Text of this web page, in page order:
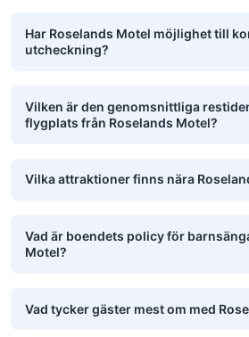
Har Roselands Motel möjlighet till
utcheckning?
Vilken är den genomsnittliga
flygplats från Roselands Motel?
Vilka attraktioner finns nära
Vad är boendets policy för
Motel?
Vad tycker gäster mest om med